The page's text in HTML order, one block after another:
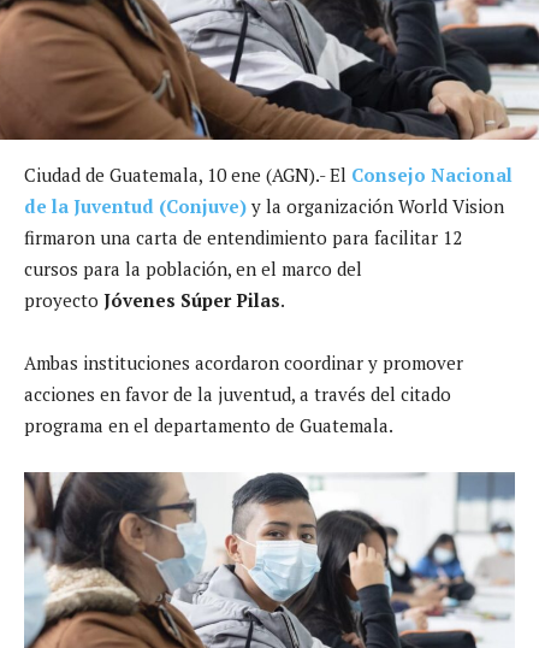
Ciudad de Guatemala, 10 ene (AGN).- El Consejo Nacional
de la Juventud (Conjuve) y la organización World Vision
firmaron una carta de entendimiento para facilitar 12
cursos para la población, en el marco del
proyecto Jóvenes Súper Pilas.
Ambas instituciones acordaron coordinar y promover
acciones en favor de la juventud, a través del citado
programa en el departamento de Guatemala.